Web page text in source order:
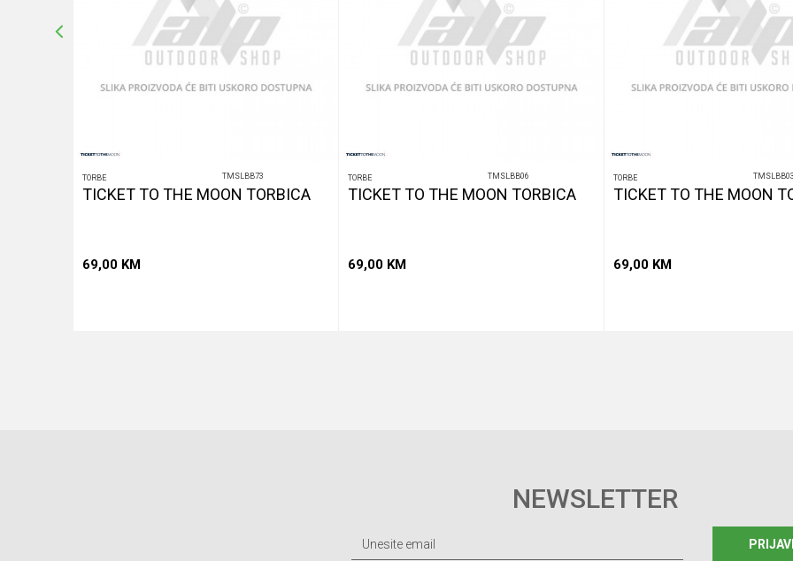
TORBE TMSLBB73
TICKET TO THE MOON TORBICA
69,00 KM
TORBE TMSLBB06
TICKET TO THE MOON TORBICA
69,00 KM
TORBE TMSLBB03
TICKET TO THE MOON
69,00 KM
NEWSLETTER